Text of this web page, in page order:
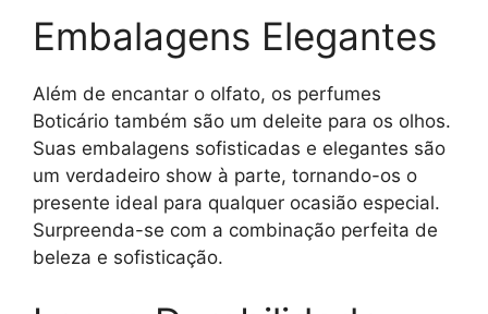
Embalagens Elegantes
Além de encantar o olfato, os perfumes
Boticário também são um deleite para os olhos.
Suas embalagens sofisticadas e elegantes são
um verdadeiro show à parte, tornando-os o
presente ideal para qualquer ocasião especial.
Surpreenda-se com a combinação perfeita de
beleza e sofisticação.